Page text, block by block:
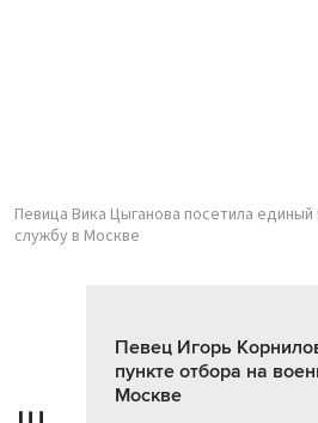
Певица Вика Цыганова посетила
службу в Москве
Певец Игорь
пункте отбора на
Москве